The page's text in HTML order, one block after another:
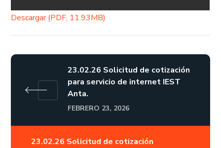
Descargar (PDF, 11.93MB)
23.02.26 Solicitud de cotización
para servicio de internet IEST
Anta.
FEBRERO 23, 2026
23.02.26 Solicitud de cotización